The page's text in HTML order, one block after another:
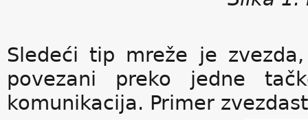
Sledeći tip mreže je
povezani preko jedne
komunikacija. Primer